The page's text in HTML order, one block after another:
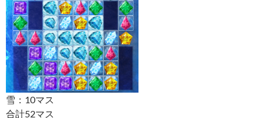
雪：10マス
合計52マス